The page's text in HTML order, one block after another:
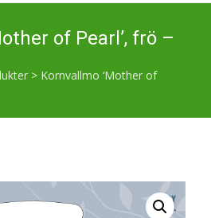
of Pearl’, frö –
> Kornvallmo ‘Mother of